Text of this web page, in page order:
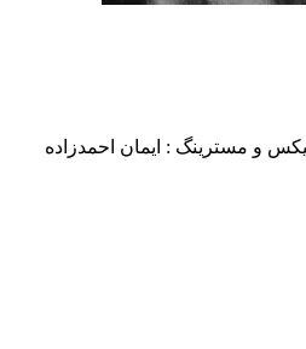
و مسترینگ : ایمان احمدزاده